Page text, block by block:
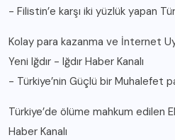
- Filistin’e karşı iki yüzlük yapan
Kolay para kazanma ve İnternet
Yeni Iğdır - Iğdır Haber Kanalı
- Türkiye’nin Güçlü bir Muhalefet
Türkiye’de ölüme mahkum edilen
Haber Kanalı